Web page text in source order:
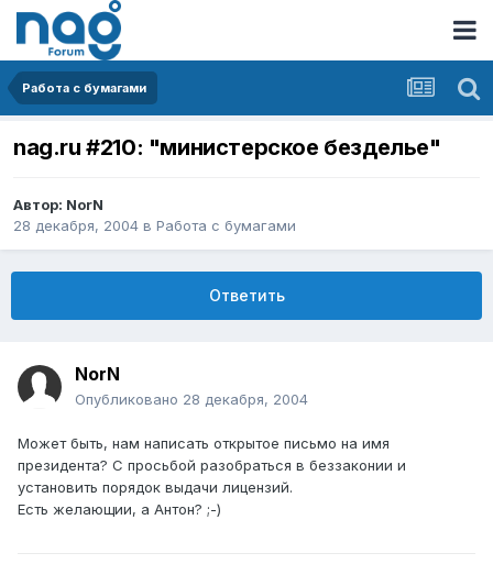
Работа с бумагами
nag.ru #210: "министерское безделье"
Автор: NorN
28 декабря, 2004 в Работа с бумагами
Ответить
NorN
Опубликовано 28 декабря, 2004
Может быть, нам написать открытое письмо на имя
президента? С просьбой разобраться в беззаконии и
установить порядок выдачи лицензий.
Есть желающии, а Антон? ;-)